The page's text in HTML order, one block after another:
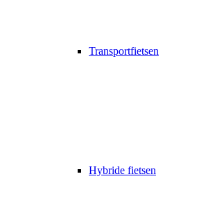
Transportfietsen
Hybride fietsen